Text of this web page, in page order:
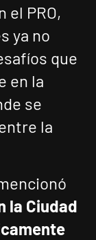
el PRO,
ya no
que
en la
se
la
la Ciudad